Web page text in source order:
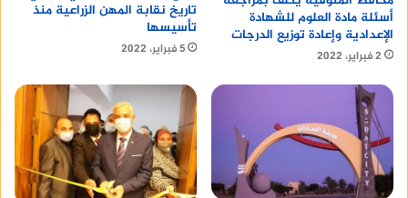
أسئلة مادة العلوم للشهادة
الإعدادية وإعادة توزيع الدرجات
2 فبراير، 2022
تاريخ نقابة المهن الزراعية منذ
تأسيسها
5 فبراير، 2022